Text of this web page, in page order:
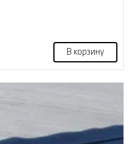
В корзину